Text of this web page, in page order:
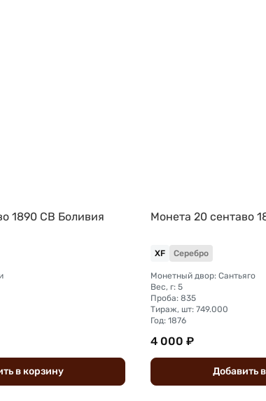
1890 CB Боливия
вкорзину
Монета 20 сентаво
XF Серебро
Монетный двор: Сантьяго
Вес, г: 5
Проба: 835
Тираж, шт: 749.000
Год: 1876
4 000 ₽
Добавить в